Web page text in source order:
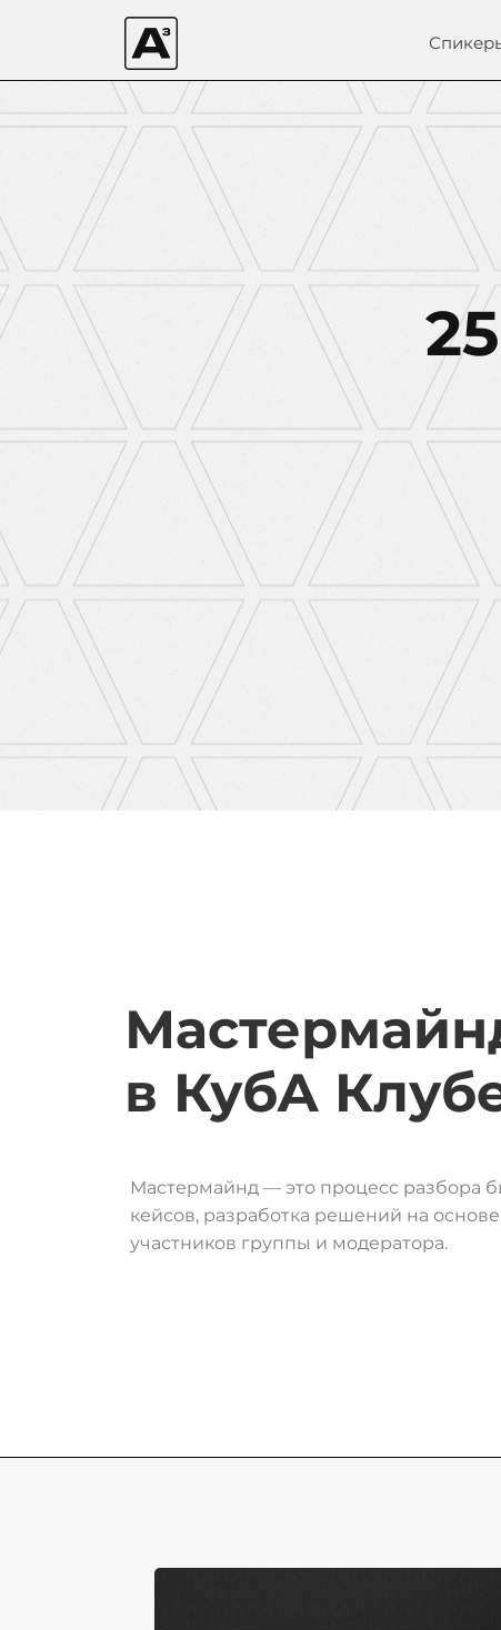
в КубА
Мастермайнд — это процесс разбора
кейсов, разработка решений на
участников группы и модератора.